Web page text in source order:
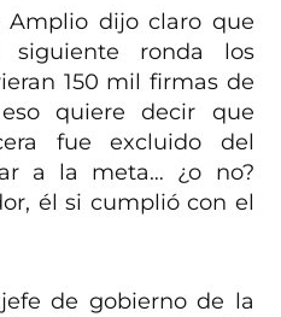
dijo claro que
ronda los
150 mil firmas de
quiere decir que
fue excluido del
a la meta… ¿o no?
él si cumplió con el
de gobierno de la